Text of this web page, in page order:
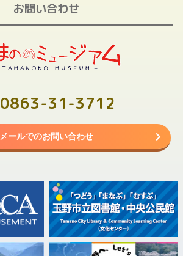
お問い合わせ
0863-31-3712
メールでのお問い合わせ